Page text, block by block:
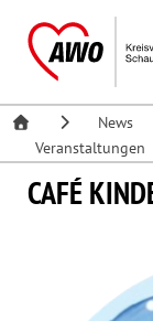
News
Veranstaltungen
CAFÉ